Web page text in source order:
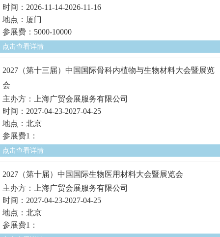
时间：2026-11-14-2026-11-16
地点：厦门
参展费：5000-10000
点击查看详情
2027（第十三届）中国国际骨科内植物与生物材料大会暨展览
会
主办方：上海广贸会展服务有限公司
时间：2027-04-23-2027-04-25
地点：北京
参展费1：
点击查看详情
2027（第十届）中国国际生物医用材料大会暨展览会
主办方：上海广贸会展服务有限公司
时间：2027-04-23-2027-04-25
地点：北京
参展费1：